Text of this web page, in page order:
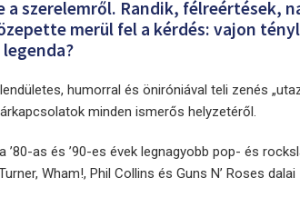
a szerelemről. Randik, félreértések,
merül fel a kérdés: vajon
humorral és öniróniával teli zenés
minden ismerős helyzetéről.
as és ’90-es évek legnagyobb pop- és
Wham!, Phil Collins és Guns N’ Roses